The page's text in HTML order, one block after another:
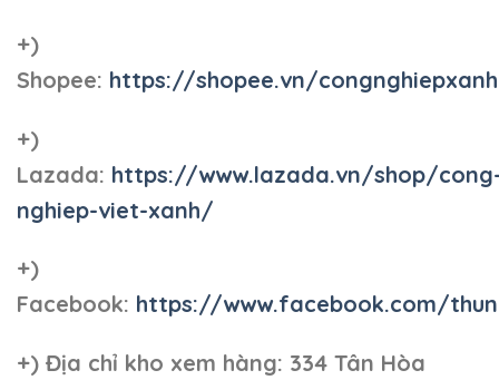
+)
Shopee: https://shopee.vn/
+)
Lazada: https://www.lazada.vn/shop/
nghiep-viet-xanh/
+)
Facebook: https://www.facebook.com/
+) Địa chỉ kho xem hàng: 334 Tân Hòa